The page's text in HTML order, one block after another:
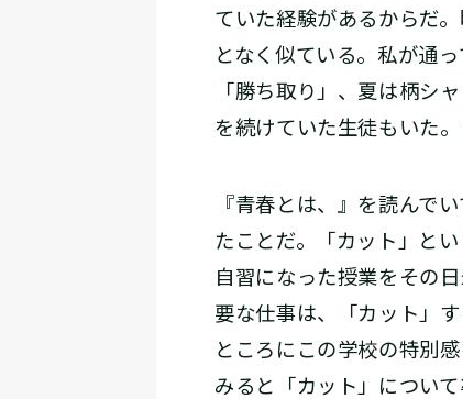
ていた経験があるからだ
となく似ている。私が通
「勝ち取り」、夏は柄シ
を続けていた生徒もいた
『青春とは、』を読んで
たことだ。「カット」と
自習になった授業をその
要な仕事は、「カット」
ところにこの学校の特別
みると「カット」につい